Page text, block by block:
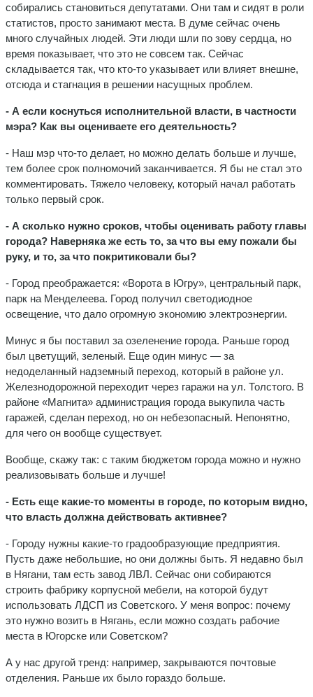
собирались становиться депутатами. Они там и сидят в роли
статистов, просто занимают места. В думе сейчас очень
много случайных людей. Эти люди шли по зову сердца, но
время показывает, что это не совсем так. Сейчас
складывается так, что кто-то указывает или влияет внешне,
отсюда и стагнация в решении насущных проблем.
- А если коснуться исполнительной власти, в частности
мэра? Как вы оцениваете его деятельность?
- Наш мэр что-то делает, но можно делать больше и лучше,
тем более срок полномочий заканчивается. Я бы не стал это
комментировать. Тяжело человеку, который начал работать
только первый срок.
- А сколько нужно сроков, чтобы оценивать работу главы
города? Наверняка же есть то, за что вы ему пожали бы
руку, и то, за что покритиковали бы?
- Город преображается: «Ворота в Югру», центральный парк,
парк на Менделеева. Город получил светодиодное
освещение, что дало огромную экономию электроэнергии.
Минус я бы поставил за озеленение города. Раньше город
был цветущий, зеленый. Еще один минус — за
недоделанный надземный переход, который в районе ул.
Железнодорожной переходит через гаражи на ул. Толстого. В
районе «Магнита» администрация города выкупила часть
гаражей, сделан переход, но он небезопасный. Непонятно,
для чего он вообще существует.
Вообще, скажу так: с таким бюджетом города можно и нужно
реализовывать больше и лучше!
- Есть еще какие-то моменты в городе, по которым видно,
что власть должна действовать активнее?
- Городу нужны какие-то градообразующие предприятия.
Пусть даже небольшие, но они должны быть. Я недавно был
в Нягани, там есть завод ЛВЛ. Сейчас они собираются
строить фабрику корпусной мебели, на которой будут
использовать ЛДСП из Советского. У меня вопрос: почему
это нужно возить в Нягань, если можно создать рабочие
места в Югорске или Советском?
А у нас другой тренд: например, закрываются почтовые
отделения. Раньше их было гораздо больше.